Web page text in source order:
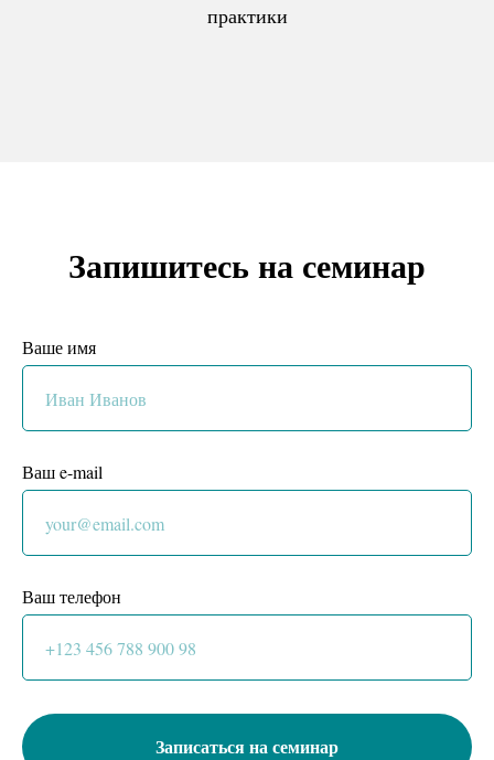
практики
Запишитесь на семинар
Ваше имя
Ваш e-mail
Ваш телефон
Записаться на семинар